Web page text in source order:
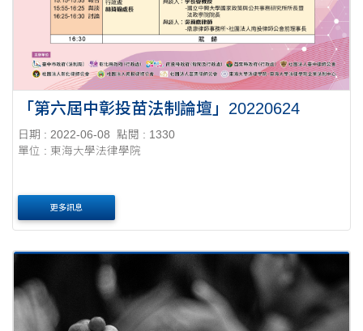
「第六屆中彰投苗法制論壇」20220624
日期 : 2022-06-08
點閱 : 1330
單位 : 東海大學法律學院
更多訊息